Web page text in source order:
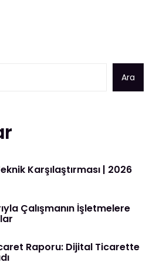
Ara
Karşılaştırması | 2026
Çalışmanın İşletmelere
Raporu: Dijital Ticarette